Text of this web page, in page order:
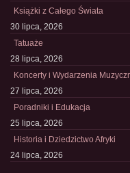
Książki z Całego Świata
30 lipca, 2026
Tatuaże
28 lipca, 2026
Koncerty i Wydarzenia
27 lipca, 2026
Poradniki i Edukacja
25 lipca, 2026
Historia i Dziedzictwo Afryki
24 lipca, 2026